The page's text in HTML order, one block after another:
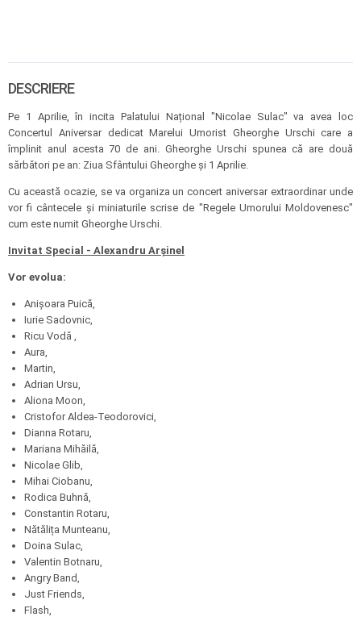
DESCRIERE
Pe 1 Aprilie, în incita Palatului Național "Nicolae Sulac" va avea loc
Concertul Aniversar dedicat Marelui Umorist Gheorghe Urschi care a
împlinit anul acesta 70 de ani. Gheorghe Urschi spunea că are două
sărbători pe an: Ziua Sfântului Gheorghe și 1 Aprilie.
Cu această ocazie, se va organiza un concert aniversar extraordinar unde
vor fi cântecele și miniaturile scrise de "Regele Umorului Moldovenesc"
cum este numit Gheorghe Urschi.
Invitat Special - Alexandru Arșinel
Vor evolua:
Anișoara Puică,
Iurie Sadovnic,
Ricu Vodă ,
Aura,
Martin,
Adrian Ursu,
Aliona Moon,
Cristofor Aldea-Teodorovici,
Dianna Rotaru,
Mariana Mihăilă,
Nicolae Glib,
Mihai Ciobanu,
Rodica Buhnă,
Constantin Rotaru,
Nătălița Munteanu,
Doina Sulac,
Valentin Botnaru,
Angry Band,
Just Friends,
Flash,